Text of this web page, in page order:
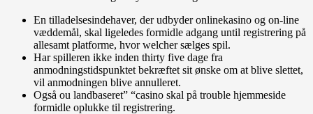
En tilladelsesindehaver, der udbyder onlinekasino og on-line
væddemål, skal ligeledes formidle adgang until registrering på
allesamt platforme, hvor welcher sælges spil.
Har spilleren ikke inden thirty five dage fra
anmodningstidspunktet bekræftet sit ønske om at blive slettet,
vil anmodningen blive annulleret.
Også ou landbaseret” “casino skal på trouble hjemmeside
formidle oplukke til registrering.